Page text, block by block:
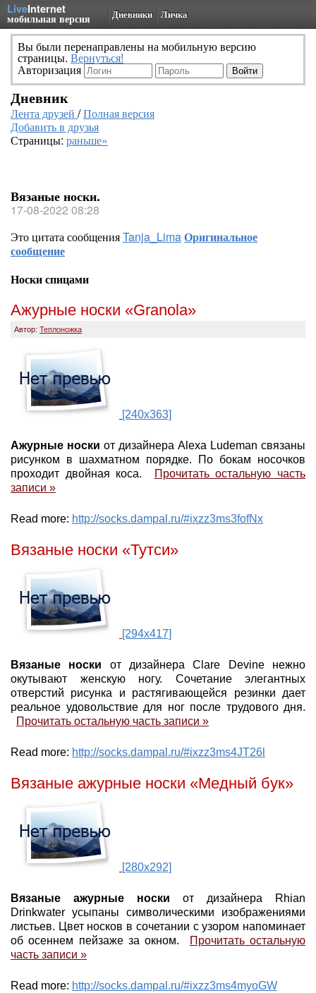
LiveInternet
мобильная версия Дневники Личка
Вы были перенаправлены на мобильную версию
страницы. Вернуться!
Авторизация
Дневник
Лента друзей /Полная версия
Добавить в друзья
Страницы: раньше»
Вязаные носки.
17-08-2022 08:28
Это цитата сообщенияTanja_LimaОригинальное
сообщение
Носки спицами
Ажурные носки «Granola»
Автор: Теплоножка
[240x363]
Ажурные носки от дизайнера Alexa Ludeman связаны
рисунком в шахматном порядке. По бокам носочков
проходит двойная коса.
Прочитать остальную часть
записи »
Read more: http://socks.dampal.ru/#ixzz3ms3fofNx
Вязаные носки «Тутси»
[294x417]
Вязаные носки от дизайнера Clare Devine нежно
окутывают женскую ногу. Сочетание элегантных
отверстий рисунка и растягивающейся резинки дает
реальное удовольствие для ног после трудового дня.
Прочитать остальную часть записи »
Read more: http://socks.dampal.ru/#ixzz3ms4JT26l
Вязаные ажурные носки «Медный бук»
[280x292]
Вязаные ажурные носки от дизайнера Rhian
Drinkwater усыпаны символическими изображениями
листьев. Цвет носков в сочетании с узором напоминает
об осеннем пейзаже за окном.
Прочитать остальную
часть записи »
Read more: http://socks.dampal.ru/#ixzz3ms4myoGW